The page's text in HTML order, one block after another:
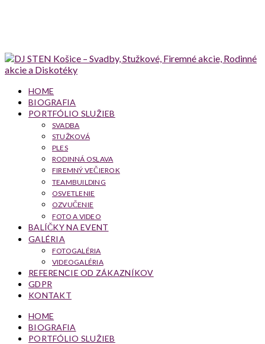
HOME
BIOGRAFIA
PORTFÓLIO SLUŽIEB
SVADBA
STUŽKOVÁ
PLES
RODINNÁ OSLAVA
FIREMNÝ VEČIEROK
TEAMBUILDING
OSVETLENIE
OZVUČENIE
FOTO A VIDEO
BALÍČKY NA EVENT
GALÉRIA
FOTOGALÉRIA
VIDEOGALÉRIA
REFERENCIE OD ZÁKAZNÍKOV
GDPR
KONTAKT
HOME
BIOGRAFIA
PORTFÓLIO SLUŽIEB